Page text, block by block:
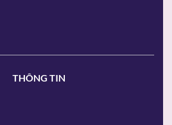
THÔNG TIN